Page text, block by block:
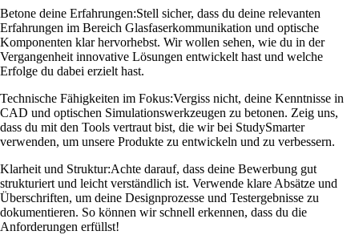
Betone deine Erfahrungen:Stell sicher, dass du deine relevanten
Erfahrungen im Bereich Glasfaserkommunikation und optische
Komponenten klar hervorhebst. Wir wollen sehen, wie du in der
Vergangenheit innovative Lösungen entwickelt hast und welche
Erfolge du dabei erzielt hast.
Technische Fähigkeiten im Fokus:Vergiss nicht, deine Kenntnisse in
CAD und optischen Simulationswerkzeugen zu betonen. Zeig uns,
dass du mit den Tools vertraut bist, die wir bei StudySmarter
verwenden, um unsere Produkte zu entwickeln und zu verbessern.
Klarheit und Struktur:Achte darauf, dass deine Bewerbung gut
strukturiert und leicht verständlich ist. Verwende klare Absätze und
Überschriften, um deine Designprozesse und Testergebnisse zu
dokumentieren. So können wir schnell erkennen, dass du die
Anforderungen erfüllst!